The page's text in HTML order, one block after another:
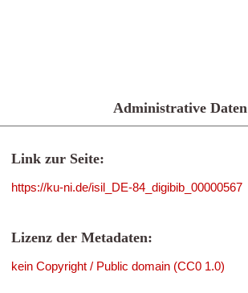
Administrative Daten
Link zur Seite:
https://ku-ni.de/isil_DE-84_digibib_00000567
Lizenz der Metadaten:
kein Copyright / Public domain (CC0 1.0)